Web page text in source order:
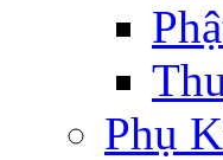
Phụ